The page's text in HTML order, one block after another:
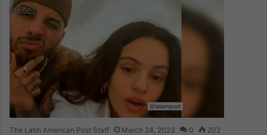
The Latin American Post Staff March 24, 2023 0 202